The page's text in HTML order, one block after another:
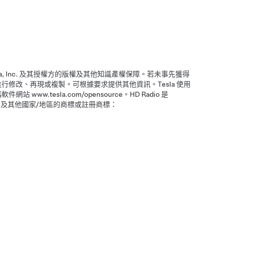
及其授權方的版權及其他知識產權保障。若未事先獲得
修改、再現或複製。可根據要求提供其他資訊。Tesla 使用
件網站 www.tesla.com/opensource。 HD Radio 是
其他國家/地區的商標或註冊商標：